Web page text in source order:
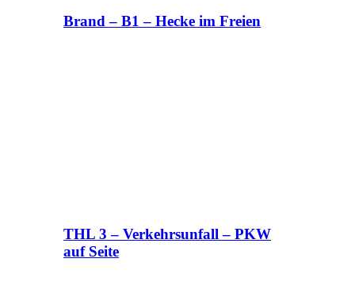
Brand – B1 – Hecke im Freien
THL 3 – Verkehrsunfall – PKW
auf Seite